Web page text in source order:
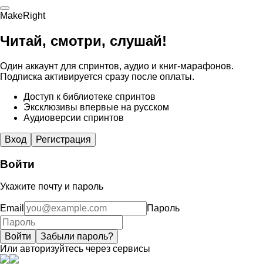
MakeRight
Читай, смотри, слушай!
Один аккаунт для спринтов, аудио и книг-марафонов.
Подписка активируется сразу после оплаты.
Доступ к библиотеке спринтов
Эксклюзивы впервые на русском
Аудиоверсии спринтов
Вход Регистрация
Войти
Укажите почту и пароль
Email Пароль
Войти
Забыли пароль?
Или авторизуйтесь через сервисы